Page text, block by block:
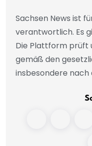
Sachsen News ist
verantwortlich. Es
Die Plattform prüft
gemäß den
insbesondere nach